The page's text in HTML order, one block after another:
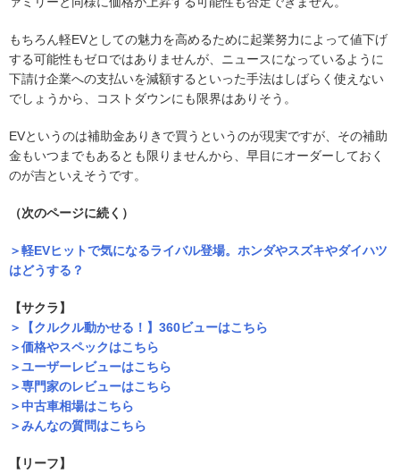
もちろん軽EVとしての魅力を高めるために起業努力によって値下げ
する可能性もゼロではありませんが、ニュースになっているように
下請け企業への支払いを減額するといった手法はしばらく使えない
でしょうから、コストダウンにも限界はありそう。
EVというのは補助金ありきで買うというのが現実ですが、その補助
金もいつまでもあるとも限りませんから、早目にオーダーしておく
のが吉といえそうです。
（次のページに続く）
＞軽EVヒットで気になるライバル登場。ホンダやスズキやダイハツ
はどうする？
【サクラ】
＞【クルクル動かせる！】360ビューはこちら
＞価格やスペックはこちら
＞ユーザーレビューはこちら
＞専門家のレビューはこちら
＞中古車相場はこちら
＞みんなの質問はこちら
【リーフ】